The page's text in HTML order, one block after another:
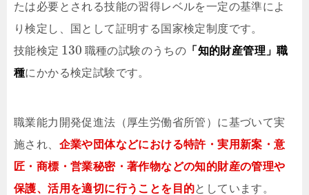
たは必要とされる技能の習得レベルを一定の基準によ
り検定し、国として証明する国家検定制度です。
技能検定 130 職種の試験のうちの 「知的財産管理」職
種にかかる検定試験です。
職業能力開発促進法（厚生労働省所管）に基づいて実
施され、 企業や団体などにおける特許・実用新案・意
匠・商標・営業秘密・著作物などの知的財産の管理や
保護、活用を適切に行うことを目的としています。